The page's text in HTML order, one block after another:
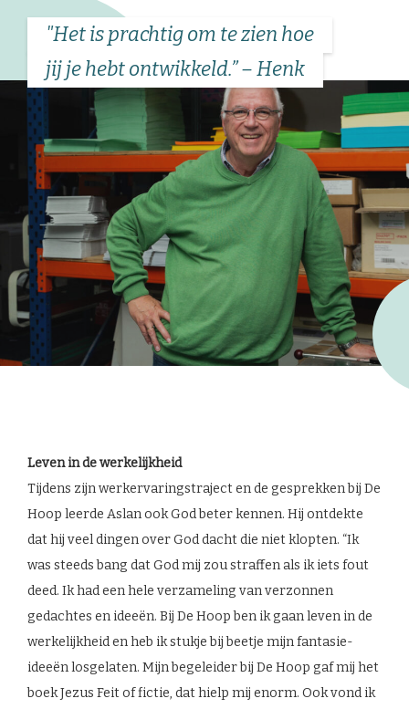
"Het is prachtig om te zien hoe
jij je hebt ontwikkeld.” – Henk
Leven in de werkelijkheid
Tijdens zijn werkervaringstraject en de gesprekken bij De
Hoop leerde Aslan ook God beter kennen. Hij ontdekte
dat hij veel dingen over God dacht die niet klopten. “Ik
was steeds bang dat God mij zou straffen als ik iets fout
deed. Ik had een hele verzameling van verzonnen
gedachtes en ideeën. Bij De Hoop ben ik gaan leven in de
werkelijkheid en heb ik stukje bij beetje mijn fantasie-
ideeën losgelaten. Mijn begeleider bij De Hoop gaf mij het
boek Jezus Feit of fictie, dat hielp mij enorm. Ook vond ik